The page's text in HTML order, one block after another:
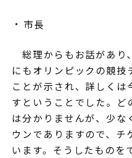
市長
総理からもお話があり
にもオリンピックの競技
ことが示され、詳しくは
すということでした。
は分かりませんが、少な
ウンでありますので、チ
います。そうしたものを